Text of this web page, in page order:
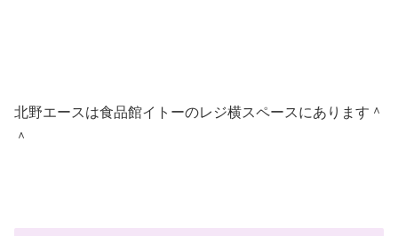
北野エースは食品館イトーのレジ横スペースにあります＾
＾